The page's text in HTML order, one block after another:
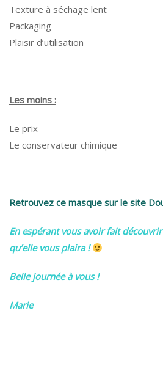
Texture à séchage lent
Packaging
Plaisir d’utilisation
Les moins :
Le prix
Le conservateur chimique
Retrouvez ce masque sur le site
En espérant vous avoir fait
qu’elle vous plaira !
Belle journée à vous !
Marie